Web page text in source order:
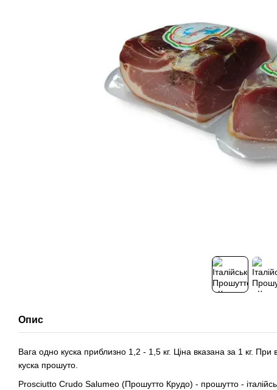
Опис
Вага одно куска приблизно 1,2 - 1,5 кг. Ціна вказана за 1 кг. При
куска прошуто.
Prosciutto Crudo Salumeo (Прошутто Крудо) - прошутто -